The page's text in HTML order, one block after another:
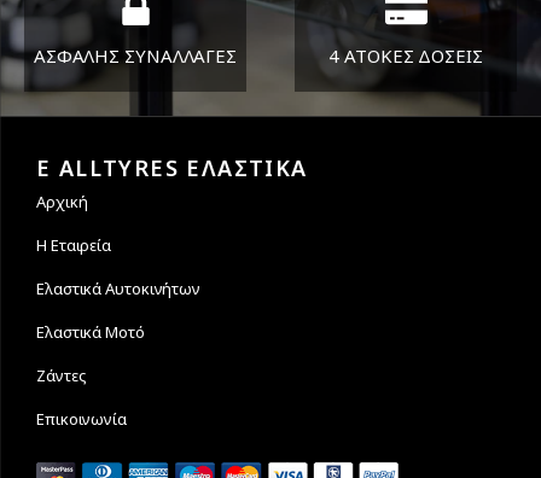
ΑΣΦΑΛΗΣ ΣΥΝΑΛΛΑΓΕΣ 4 ΑΤΟΚΕΣ ΔΟΣΕΙΣ
E ALLTYRES ΕΛΑΣΤΙΚΑ
Αρχική
Η Εταιρεία
Ελαστικά Αυτοκινήτων
Ελαστικά Μοτό
Ζάντες
Επικοινωνία